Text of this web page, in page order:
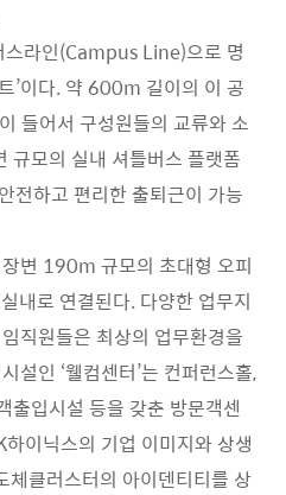
스라인(Campus Line)으로 명
’이다. 약 600m 길이의 이 공
들어서 구성원들의 교류와 소
규모의 실내 셔틀버스 플랫폼
전하고 편리한 출퇴근이 가능
장변 190m 규모의 초대형 오피
내로 연결된다. 다양한 업무지
직원들은 최상의 업무환경을
설인 ‘웰컴센터’는 컨퍼런스홀,
출입시설 등을 갖춘 방문객센
이닉스의 기업 이미지와 상생
클러스터의 아이덴티티를 상